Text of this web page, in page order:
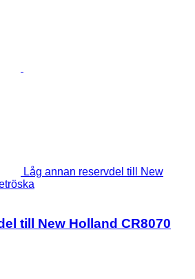
Låg annan reservdel till New
till New Holland CR8070